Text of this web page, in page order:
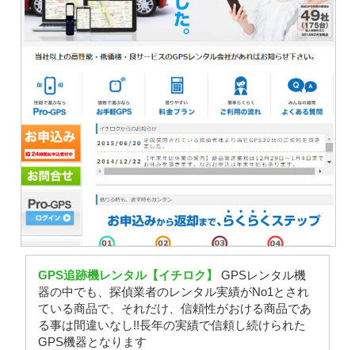
GPS追跡機レンタル【イチロク】
GPSレンタル機
器の中でも、探偵業者のレンタル実績がNo1とされ
ている商品で、それだけ、信頼性がおける商品であ
る事は間違いなし!!長年の実績で信頼し続けられた
GPS機器となります